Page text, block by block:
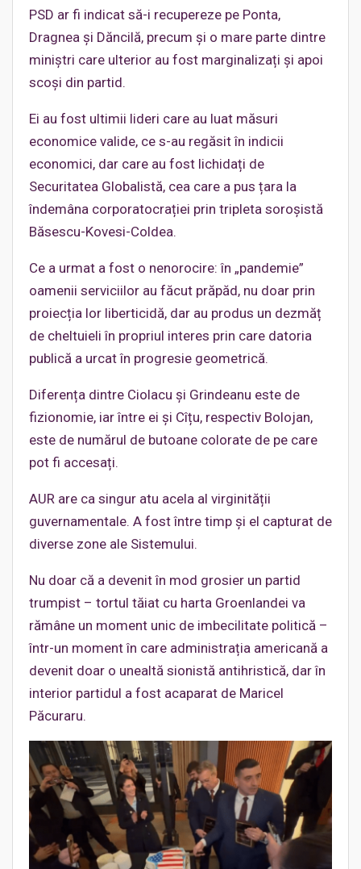
PSD ar fi indicat să-i recupereze pe Ponta,
Dragnea și Dăncilă, precum și o mare parte dintre
miniștri care ulterior au fost marginalizați și apoi
scoși din partid.
Ei au fost ultimii lideri care au luat măsuri
economice valide, ce s-au regăsit în indicii
economici, dar care au fost lichidați de
Securitatea Globalistă, cea care a pus țara la
îndemâna corporatocrației prin tripleta soroșistă
Băsescu-Kovesi-Coldea.
Ce a urmat a fost o nenorocire: în „pandemie”
oamenii serviciilor au făcut prăpăd, nu doar prin
proiecția lor liberticidă, dar au produs un dezmăț
de cheltuieli în propriul interes prin care datoria
publică a urcat în progresie geometrică.
Diferența dintre Ciolacu și Grindeanu este de
fizionomie, iar între ei și Cîțu, respectiv Bolojan,
este de numărul de butoane colorate de pe care
pot fi accesați.
AUR are ca singur atu acela al virginității
guvernamentale. A fost între timp și el capturat de
diverse zone ale Sistemului.
Nu doar că a devenit în mod grosier un partid
trumpist – tortul tăiat cu harta Groenlandei va
rămâne un moment unic de imbecilitate politică –
într-un moment în care administrația americană a
devenit doar o unealtă sionistă antihristică, dar în
interior partidul a fost acaparat de Maricel
Păcuraru.